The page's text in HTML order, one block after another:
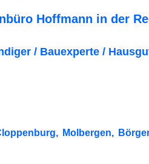
Hoffmann in der
/ Bauexperte /
Molbergen,